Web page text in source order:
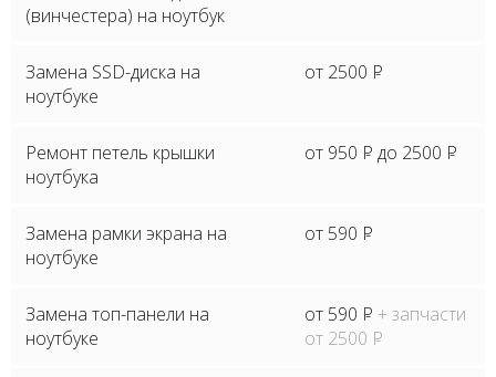
(винчестера) на ноутбук
Замена SSD-диска на
ноутбуке
от 2500 P
Ремонт петель крышки
ноутбука
от 950 P до 2500 P
Замена рамки экрана на
ноутбуке
от 590 P
Замена топ-панели на
ноутбуке
от 590 P + запчасти
от 2500 P